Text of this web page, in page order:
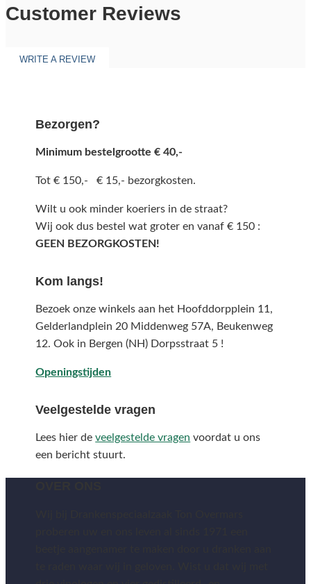
Customer Reviews
WRITE A REVIEW
Bezorgen?
Minimum bestelgrootte € 40,-
Tot € 150,- € 15,- bezorgkosten.
Wilt u ook minder koeriers in de straat?
Wij ook dus bestel wat groter en vanaf € 150 :
GEEN BEZORGKOSTEN!
Kom langs!
Bezoek onze winkels aan het Hoofddorpplein 11,
Gelderlandplein 20 Middenweg 57A, Beukenweg
12.Ook in Bergen (NH) Dorpsstraat 5 !
Openingstijden
Veelgestelde vragen
Lees hier deveelgestelde vragen voordat u ons
een bericht stuurt.